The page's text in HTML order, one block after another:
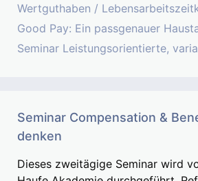
Wertguthaben /
Good Pay: Ein passgenauer
Seminar Leistungsorientierte,
Seminar Compensation &
denken
Dieses zweitägige Seminar wird